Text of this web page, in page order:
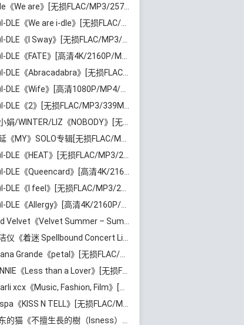
We are》[无损FLAC/MP3/257MB]百度云网盘下载
《We are i-dle》[无损FLAC/MP3/479MB]百度云网盘下载
《I Sway》[无损FLAC/MP3/273MB]百度云网盘下载
《FATE》[高清4K/2160P/MP4/1.6GB]迅雷云网盘下载
《Abracadabra》[无损FLAC/MP3/48MB]百度云网盘下载
《Wife》[高清1080P/MP4/1.53GB]百度云网盘下载
《2》[无损FLAC/MP3/339MB]百度云网盘下载
/WINTER/LIZ《NOBODY》[无损FLAC/MP3/68MB]百度云网盘下载
MY》SOLO专辑[无损FLAC/MP3/507MB]百度云网盘下载
《HEAT》[无损FLAC/MP3/217MB]百度云网盘下载
《Queencard》[高清4K/2160P/MP4/3GB]迅雷云网盘下载
《I feel》[无损FLAC/MP3/298MB]百度云网盘下载
《Allergy》[高清4K/2160P/MKV/2.53GB]阿里云网盘下载
《Velvet Summer – Summer Mini Album》[无损FLAC/MP3/372MB]百度云网盘下载
迷 Spellbound Concert Live Recording: 10th Anniversary (Live)》[无损FLAC/MP3/671MB]百度云网盘下载
Grande《petal》[无损FLAC/MP3/544MB]百度云网盘下载
《Less than a Lover》[无损FLAC/MP3/37MB]百度云网盘下载
《Music, Fashion, Film》[无损FLAC/MP3/639MB]百度云网盘下载
《KISS N TELL》[无损FLAC/MP3/417MB]百度云网盘下载
《不擅生長的樹（Isness）》[无损FLAC/MP3/252MB]百度云网盘下载